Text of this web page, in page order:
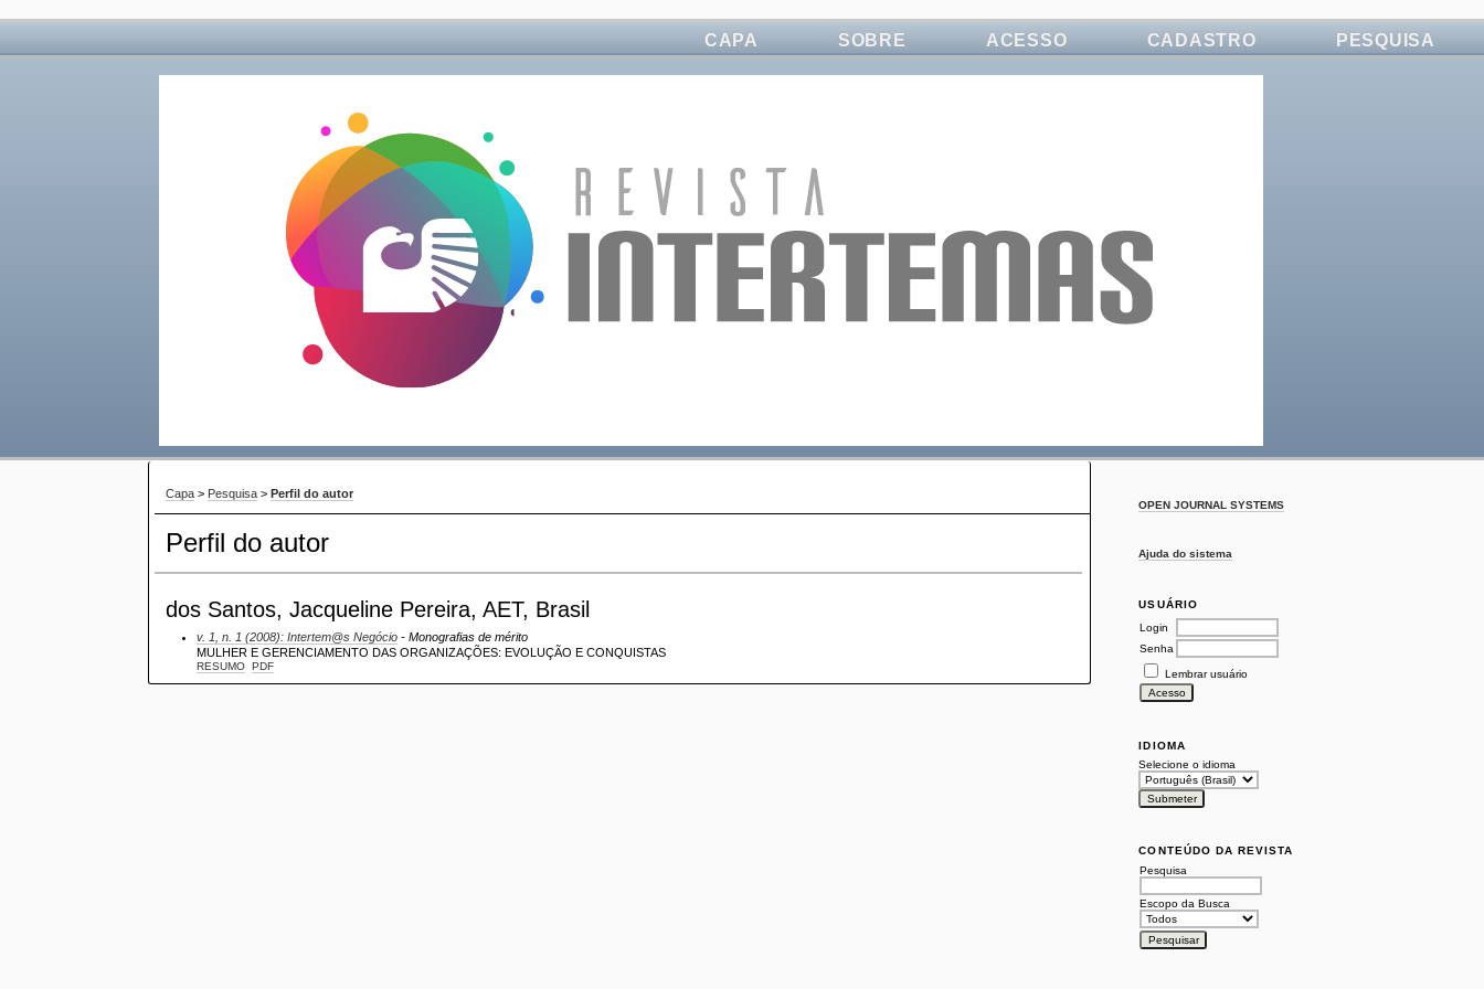
OPEN JOURNAL SYSTEMS
Ajuda do sistema
USUÁRIO
Login
Senha
Lembrar usuário
IDIOMA
Selecione o idioma
CONTEÚDO DA REVISTA
Pesquisa
Escopo da Busca
CAPA SOBRE ACESSO CADASTRO PESQUISA
Capa > Pesquisa >Perfil do autor
Perfil do autor
dos Santos, Jacqueline Pereira, AET, Brasil
v. 1, n. 1 (2008): Intertem@s Negócio - Monografias de mérito
MULHER E GERENCIAMENTO DAS ORGANIZAÇÕES: EVOLUÇÃO E CONQUISTAS
RESUMO PDF